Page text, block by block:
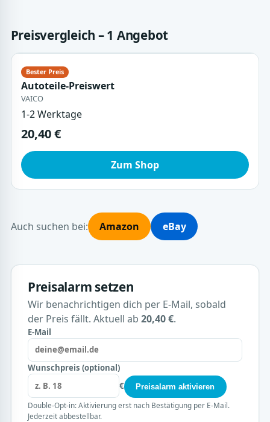
Preisvergleich – 1 Angebot
Autoteile-Preiswert
VAICO
1-2 Werktage
20,40 €
Zum Shop
Auch suchen bei: Amazon eBay
Preisalarm setzen
Wir benachrichtigen dich per E-Mail, sobald
der Preis fällt. Aktuell ab 20,40 €.
E-Mail
Wunschpreis (optional)
€
Preisalarm aktivieren
Double-Opt-in: Aktivierung erst nach Bestätigung per E-Mail.
Jederzeit abbestellbar.